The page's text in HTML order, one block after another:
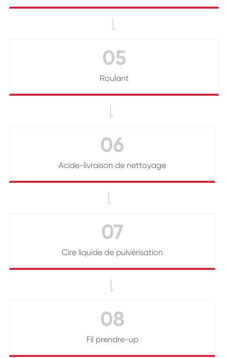

05
Roulant

06
Acide-livraison de nettoyage

07
Cire liquide de pulvérisation

08
Fil prendre-up